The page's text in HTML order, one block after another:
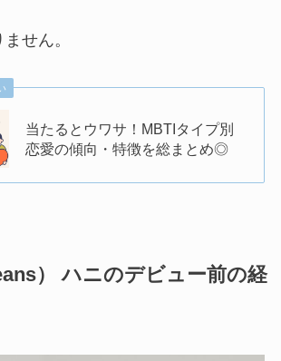
せん。
当たるとウワサ！MBTIタイプ別
恋愛の傾向・特徴を総まとめ◎
） ハニのデビュー前の経